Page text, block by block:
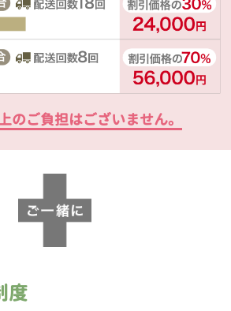
のご負担はございません。
度